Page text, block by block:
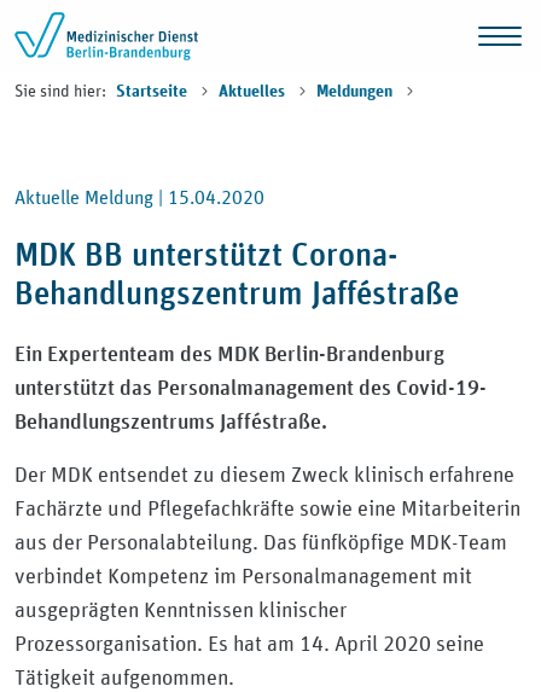
Zum Inhalt springen
Sie sind hier: Startseite Aktuelles Meldungen
Aktuelle Meldung | 15.04.2020
MDK BB unterstützt Corona-
Behandlungszentrum Jafféstraße
Ein Expertenteam des MDK Berlin-Brandenburg
unterstützt das Personalmanagement des Covid-19-
Behandlungszentrums Jafféstraße.
Der MDK entsendet zu diesem Zweck klinisch erfahrene
Fachärzte und Pflegefachkräfte sowie eine Mitarbeiterin
aus der Personalabteilung. Das fünfköpfige MDK-Team
verbindet Kompetenz im Personalmanagement mit
ausgeprägten Kenntnissen klinischer
Prozessorganisation. Es hat am 14. April 2020 seine
Tätigkeit aufgenommen.